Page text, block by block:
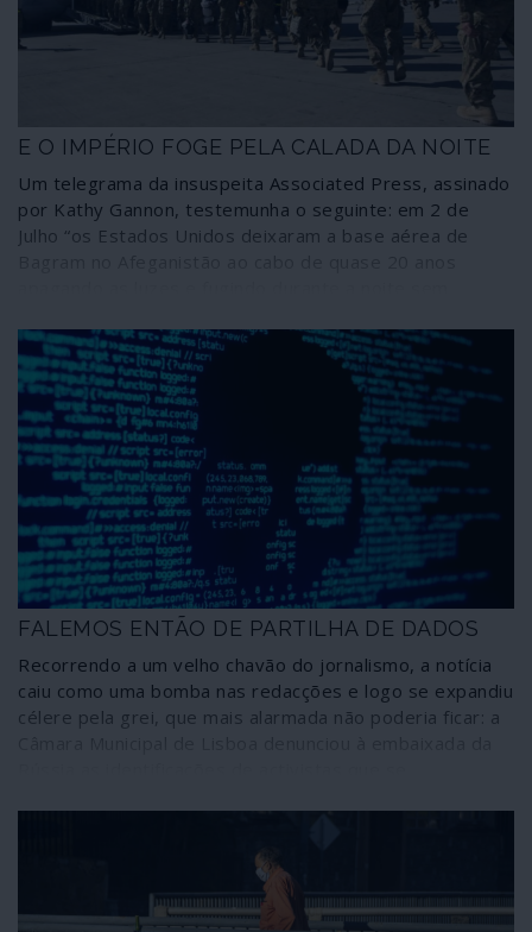
E O IMPÉRIO FOGE PELA CALADA DA NOITE
Um telegrama da insuspeita Associated Press, assinado
por Kathy Gannon, testemunha o seguinte: em 2 de
Julho “os Estados Unidos deixaram a base aérea de
deu pela partida dos norte-americanos mais de duas
horas depois, segundo fontes afegãs”.
FALEMOS ENTÃO DE PARTILHA DE DADOS
Recorrendo a um velho chavão do jornalismo, a notícia
caiu como uma bomba nas redacções e logo se expandiu
célere pela grei, que mais alarmada não poderia ficar: a
de extrema gravidade para a nação, o chefe de Estado
tomou as dores da comunidade e em palavras enfáticas
manifestou a sua revolta – que é a revolta de todos –
com o comportamento municipal. Pena é que o mesmo